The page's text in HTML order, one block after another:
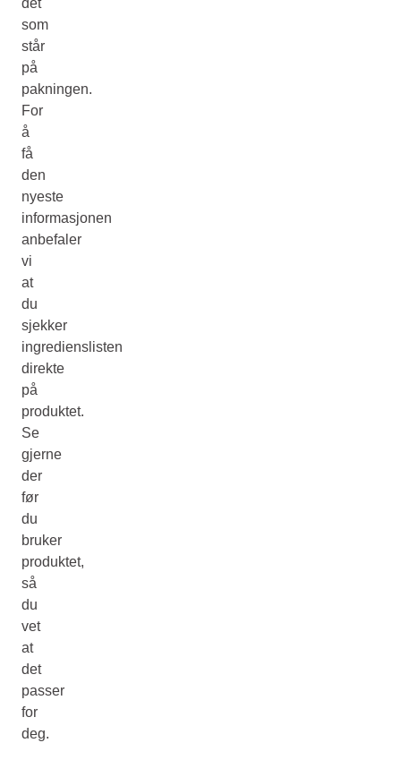
det
som
står
på
pakningen.
For
å
få
den
nyeste
informasjonen
anbefaler
vi
at
du
sjekker
ingredienslisten
direkte
på
produktet.
Se
gjerne
der
før
du
bruker
produktet,
så
du
vet
at
det
passer
for
deg.